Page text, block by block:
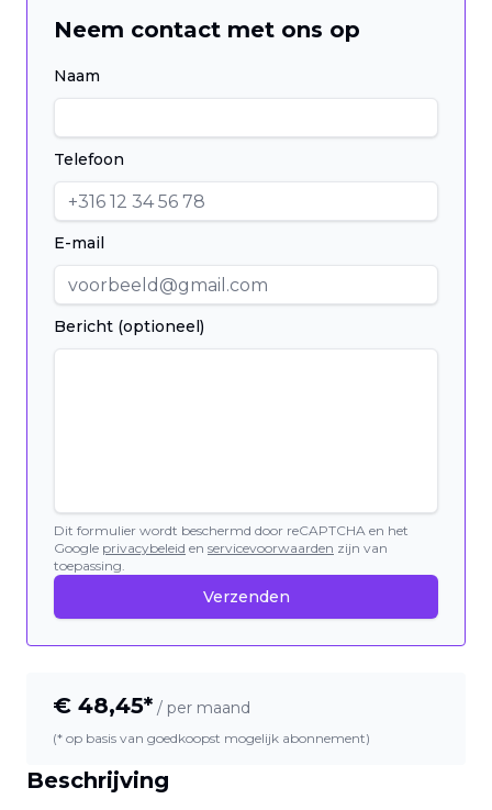
Beschrijving
Neem contact met ons op
Naam
Telefoon
E-mail
Bericht (optioneel)
Dit formulier wordt beschermd door reCAPTCHA en het
Google privacybeleid en servicevoorwaarden zijn van
toepassing.
Verzenden
€ 48,45* / per maand
(* op basis van goedkoopst mogelijk abonnement)